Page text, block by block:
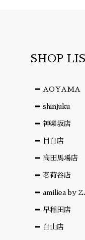
SHOP
AOYAMA
shinjuku
神楽坂店
目白店
高田馬場店
茗荷谷店
amiliea by
早稲田店
白山店